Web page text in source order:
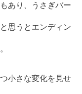
あり、うさぎバー
思うとエンディン
小さな変化を見せ